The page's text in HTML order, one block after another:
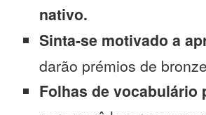
nativo.
Sinta-se motivado a
darão prémios de
Folhas de vocabulário